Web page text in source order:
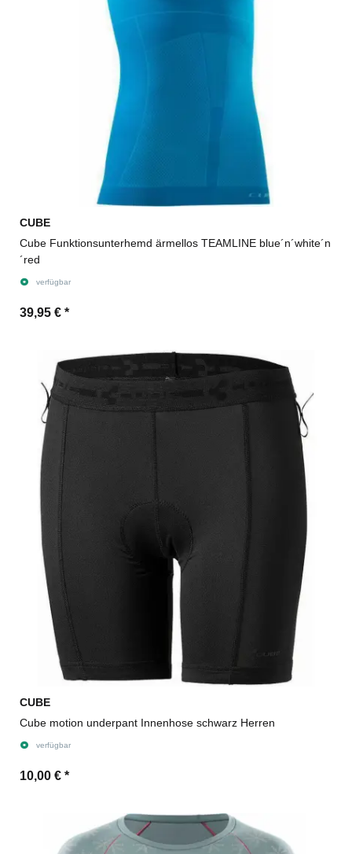
CUBE
Cube Funktionsunterhemd ärmellos TEAMLINE blue´n´white´n
´red
verfügbar
39,95 € *
CUBE
Cube motion underpant Innenhose schwarz Herren
verfügbar
10,00 € *